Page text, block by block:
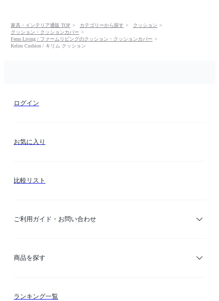
家具・インテリア通販 TOP カテゴリーから探す
クッション
クッション・クッションカバー
Ferm Living / ファームリビングのクッション・クッションカバー
Kelim Cushion / キリム クッション
ログイン
お気に入り
比較リスト
ご利用ガイド・お問い合わせ
ご利用ガイド
商品を探す
カテゴリー検索
ランキング一覧